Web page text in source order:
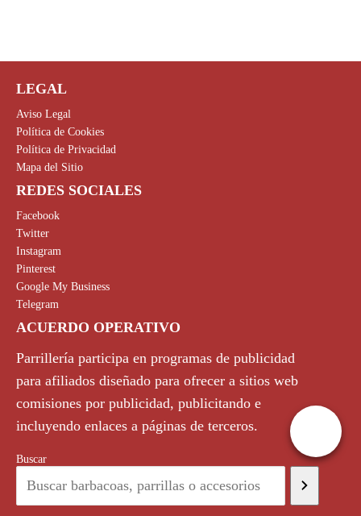
LEGAL
Aviso Legal
Política de Cookies
Política de Privacidad
Mapa del Sitio
REDES SOCIALES
Facebook
Twitter
Instagram
Pinterest
Google My Business
Telegram
ACUERDO OPERATIVO
Parrillería participa en programas de publicidad
para afiliados diseñado para ofrecer a sitios web
comisiones por publicidad, publicitando e
incluyendo enlaces a páginas de terceros.
Buscar